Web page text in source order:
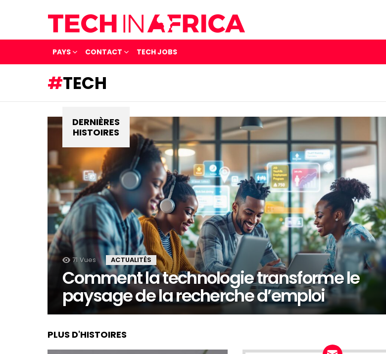
PAYS CONTACT TECH JOBS
TECH
DERNIÈRES
HISTOIRES
71 Vues ACTUALITÉS
Comment la technologie transforme le
paysage de la recherche d’emploi
PLUS D'HISTOIRES